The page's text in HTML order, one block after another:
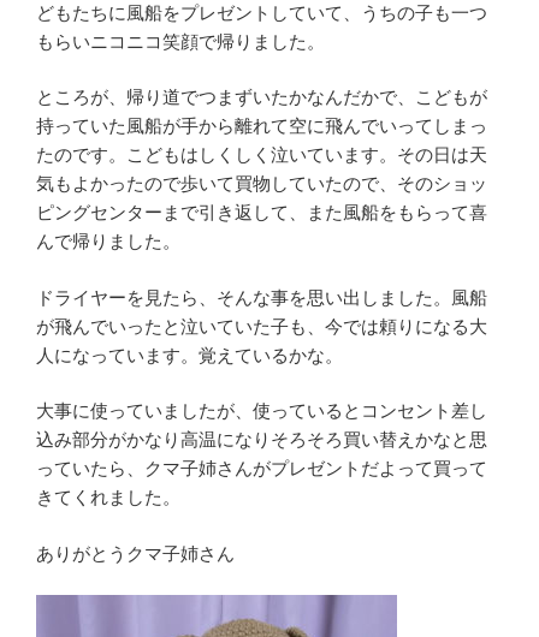
どもたちに風船をプレゼントしていて、うちの子も一つ
もらいニコニコ笑顔で帰りました。
ところが、帰り道でつまずいたかなんだかで、こどもが
持っていた風船が手から離れて空に飛んでいってしまっ
たのです。こどもはしくしく泣いています。その日は天
気もよかったので歩いて買物していたので、そのショッ
ピングセンターまで引き返して、また風船をもらって喜
んで帰りました。
ドライヤーを見たら、そんな事を思い出しました。風船
が飛んでいったと泣いていた子も、今では頼りになる大
人になっています。覚えているかな。
大事に使っていましたが、使っているとコンセント差し
込み部分がかなり高温になりそろそろ買い替えかなと思
っていたら、クマ子姉さんがプレゼントだよって買って
きてくれました。
ありがとうクマ子姉さん